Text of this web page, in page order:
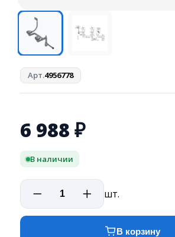
Арт.4956778
6 988 ₽
В наличии
шт.
В корзину